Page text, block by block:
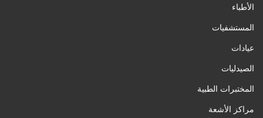
الأطباء
المستشفيات
عيادات
الصيدليات
المختبرات الطبية
مراكز الأشعة